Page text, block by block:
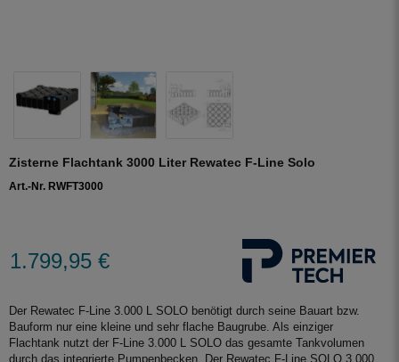
Zisterne Flachtank 3000 Liter Rewatec F-Line Solo
Art.-Nr. RWFT3000
1.799,95 €
Der Rewatec F-Line 3.000 L SOLO benötigt durch seine Bauart bzw.
Bauform nur eine kleine und sehr flache Baugrube. Als einziger
Flachtank nutzt der F-Line 3.000 L SOLO das gesamte Tankvolumen